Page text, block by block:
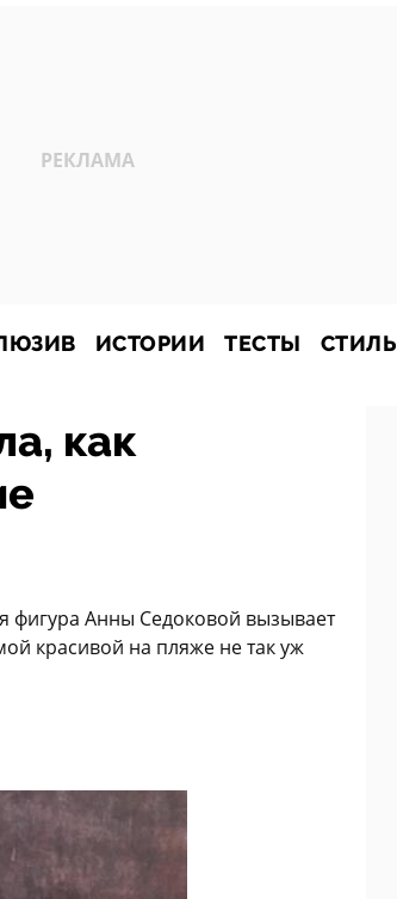
ИСТОРИИ ТЕСТЫ СТИЛЬ
как
фигура Анны Седоковой вызывает
красивой на пляже не так уж